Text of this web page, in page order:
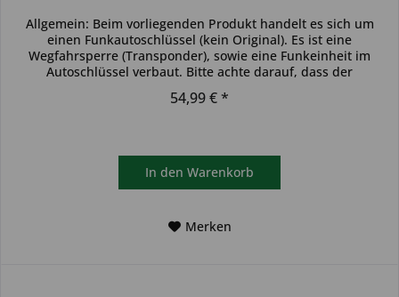
Allgemein: Beim vorliegenden Produkt handelt es sich um
einen Funkautoschlüssel (kein Original). Es ist eine
Wegfahrsperre (Transponder), sowie eine Funkeinheit im
Autoschlüssel verbaut. Bitte achte darauf, dass der
54,99 € *
In den Warenkorb
Merken